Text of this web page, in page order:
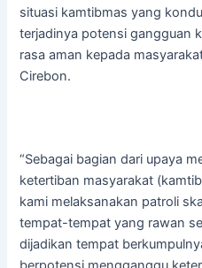
situasi kamtibmas yang
terjadinya potensi gangguan
rasa aman kepada
Cirebon.
“Sebagai bagian dari upaya
ketertiban masyarakat
kami melaksanakan patroli
tempat-tempat yang rawan
dijadikan tempat